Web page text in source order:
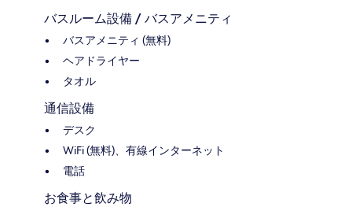
バスルーム設備 / バスアメニティ
バスアメニティ (無料)
ヘアドライヤー
タオル
通信設備
デスク
WiFi (無料)、有線インターネット
電話
お食事と飲み物